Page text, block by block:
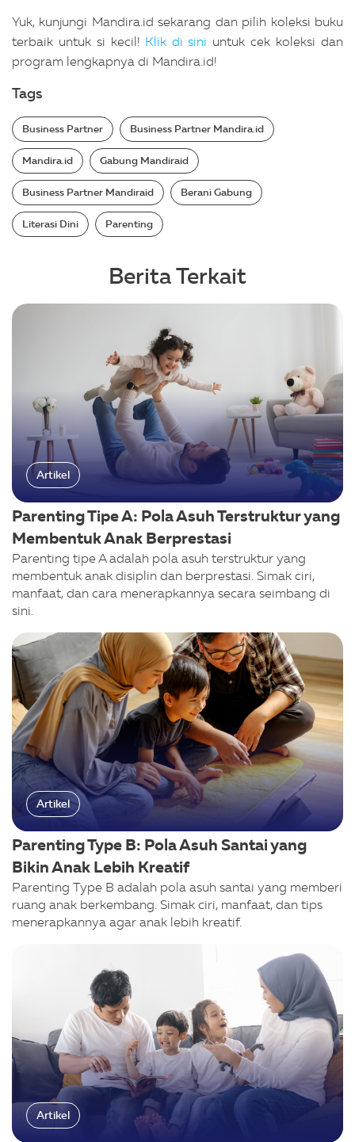
Yuk, kunjungi Mandira.id sekarang dan pilih koleksi buku
terbaik untuk si kecil! Klik di sini untuk cek koleksi dan
program lengkapnya di Mandira.id!
Tags
Business Partner Business Partner Mandira.id
Mandira.id Gabung Mandiraid
Business Partner Mandiraid Berani Gabung
Literasi Dini Parenting
Berita Terkait
Artikel
Parenting Tipe A: Pola Asuh Terstruktur yang
Membentuk Anak Berprestasi
Parenting tipe A adalah pola asuh terstruktur yang
membentuk anak disiplin dan berprestasi. Simak ciri,
manfaat, dan cara menerapkannya secara seimbang di
sini.
Artikel
Parenting Type B: Pola Asuh Santai yang
Bikin Anak Lebih Kreatif
Parenting Type B adalah pola asuh santai yang memberi
ruang anak berkembang. Simak ciri, manfaat, dan tips
menerapkannya agar anak lebih kreatif.
Artikel